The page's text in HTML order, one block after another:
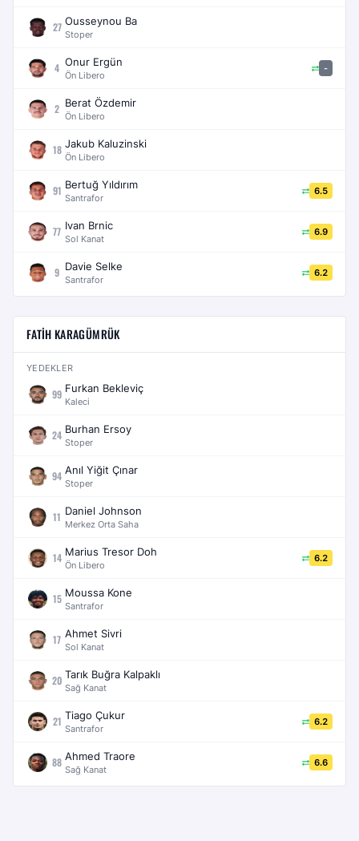
27 Ousseynou Ba
Stoper
4 Onur Ergün
Ön Libero
-
2 Berat Özdemir
Ön Libero
18 Jakub Kaluzinski
Ön Libero
91 Bertuğ Yıldırım
Santrafor
6.5
77 Ivan Brnic
Sol Kanat
6.9
9 Davie Selke
Santrafor
6.2
FATIH KARAGÜMRÜK
YEDEKLER
99 Furkan Bekleviç
Kaleci
24 Burhan Ersoy
Stoper
94 Anıl Yiğit Çınar
Stoper
11 Daniel Johnson
Merkez Orta Saha
14 Marius Tresor Doh
Ön Libero
6.2
15 Moussa Kone
Santrafor
17 Ahmet Sivri
Sol Kanat
20 Tarık Buğra Kalpaklı
Sağ Kanat
21 Tiago Çukur
Santrafor
6.2
88 Ahmed Traore
Sağ Kanat
6.6